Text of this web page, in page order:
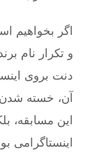
اگر بخواهیم
و تکرار نام
دنت بروی
آن، خسته شدن
این مسابقه،
اینستاگرامی